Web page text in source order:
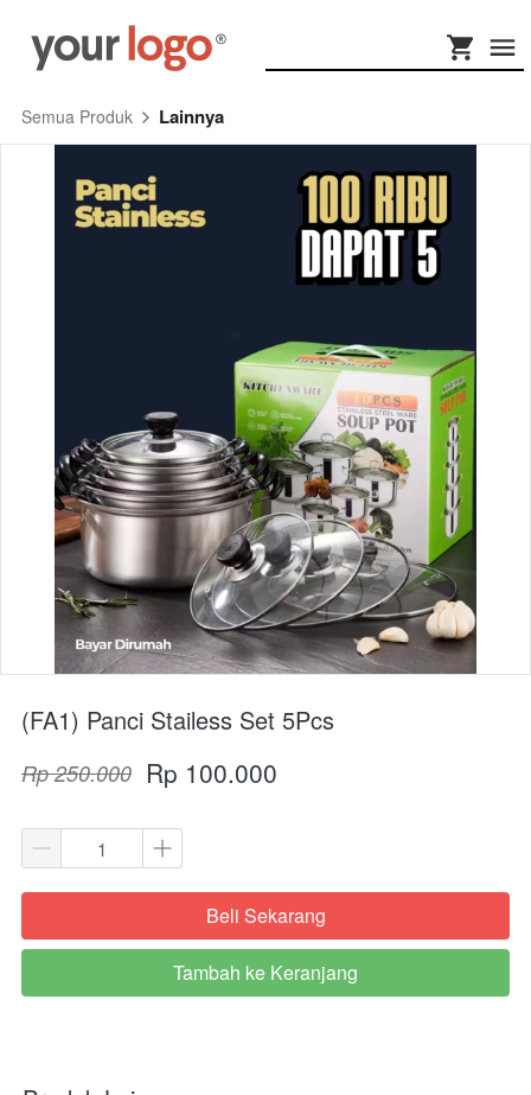
Semua Produk Lainnya
(FA1) Panci Stailess Set 5Pcs
Rp 250.000 Rp 100.000
`Beli Sekarang
`
Tambah ke Keranjang